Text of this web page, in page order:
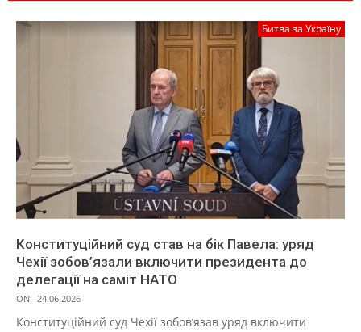
Битва за Україну
Конституційний суд став на бік Павела: уряд
Чехії зобов’язали включити президента до
делегації на саміт НАТО
ON: 24.06.2026
Конституційний суд Чехії зобов’язав уряд включити